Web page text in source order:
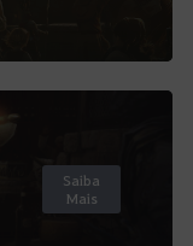
Saiba
Mais